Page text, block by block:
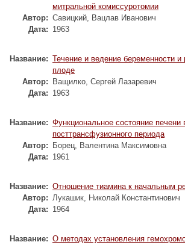
митральной комиссуротомии
Автор: Савицкий, Вацлав Иванович
Дата: 1963
Название: Течение и ведение беременности
плоде
Автор:
Ващилко, Сергей Лазаревич
Дата: 1963
Название: Функциональное состояние печени
посттрансфузионного периода
Автор:
Борец, Валентина Максимовна
Дата: 1961
Название: Отношение тиамина к начальным
Автор: Лукашик, Николай Константинович
Дата: 1964
Название: О методах установления